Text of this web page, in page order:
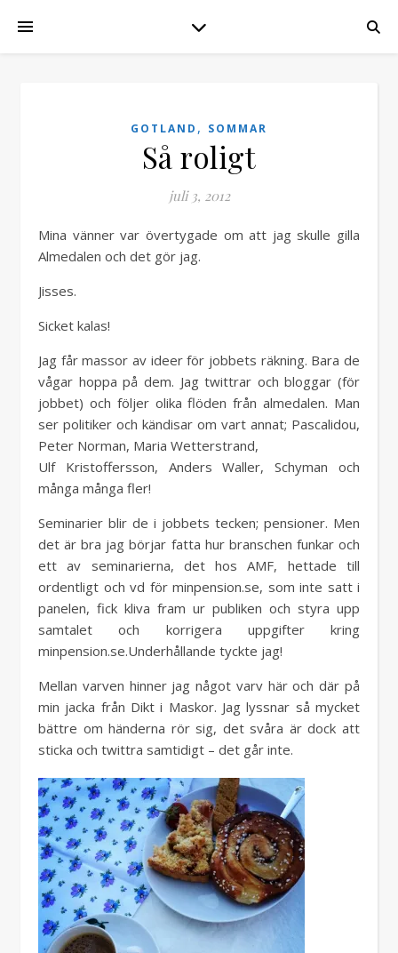
GOTLAND , SOMMAR
Så roligt
juli 3, 2012
Mina vänner var övertygade om att jag skulle gilla
Almedalen och det gör jag.
Jisses.
Sicket kalas!
Jag får massor av ideer för jobbets räkning. Bara de
vågar hoppa på dem. Jag twittrar och bloggar (för
jobbet) och följer olika flöden från almedalen. Man
ser politiker och kändisar om vart annat; Pascalidou,
Peter Norman, Maria Wetterstrand,
Ulf Kristoffersson, Anders Waller, Schyman och
många många fler!
Seminarier blir de i jobbets tecken; pensioner. Men
det är bra jag börjar fatta hur branschen funkar och
ett av seminarierna, det hos AMF, hettade till
ordentligt och vd för minpension.se, som inte satt i
panelen, fick kliva fram ur publiken och styra upp
samtalet och korrigera uppgifter kring
minpension.se.Underhållande tyckte jag!
Mellan varven hinner jag något varv här och där på
min jacka från Dikt i Maskor. Jag lyssnar så mycket
bättre om händerna rör sig, det svåra är dock att
sticka och twittra samtidigt – det går inte.